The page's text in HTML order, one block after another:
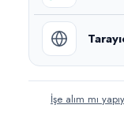
İşe alım mı